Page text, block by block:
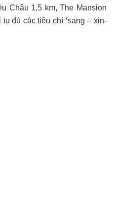
Châu 1,5 km, The Mansion
tụ đủ các tiêu chí ‘sang – xịn-